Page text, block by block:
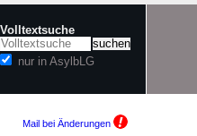
Volltextsuche
nur in AsylbLG
Mail bei Änderungen